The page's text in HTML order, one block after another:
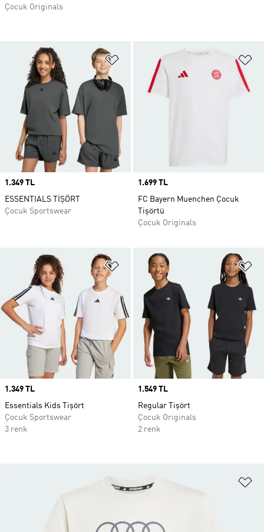
Favori Listesine Ekle
Price
1.349 TL
ESSENTIALS TİŞÖRT
Çocuk Sportswear
Price
1.699 TL
FC Bayern Muenchen Çocuk
Tişörtü
Çocuk Originals
Favori Listesine Ekle
Price
1.349 TL
Essentials Kids Tişört
Çocuk Sportswear
3 renk
Price
1.549 TL
Regular Tişört
Çocuk Originals
2 renk
Çocuk Originals